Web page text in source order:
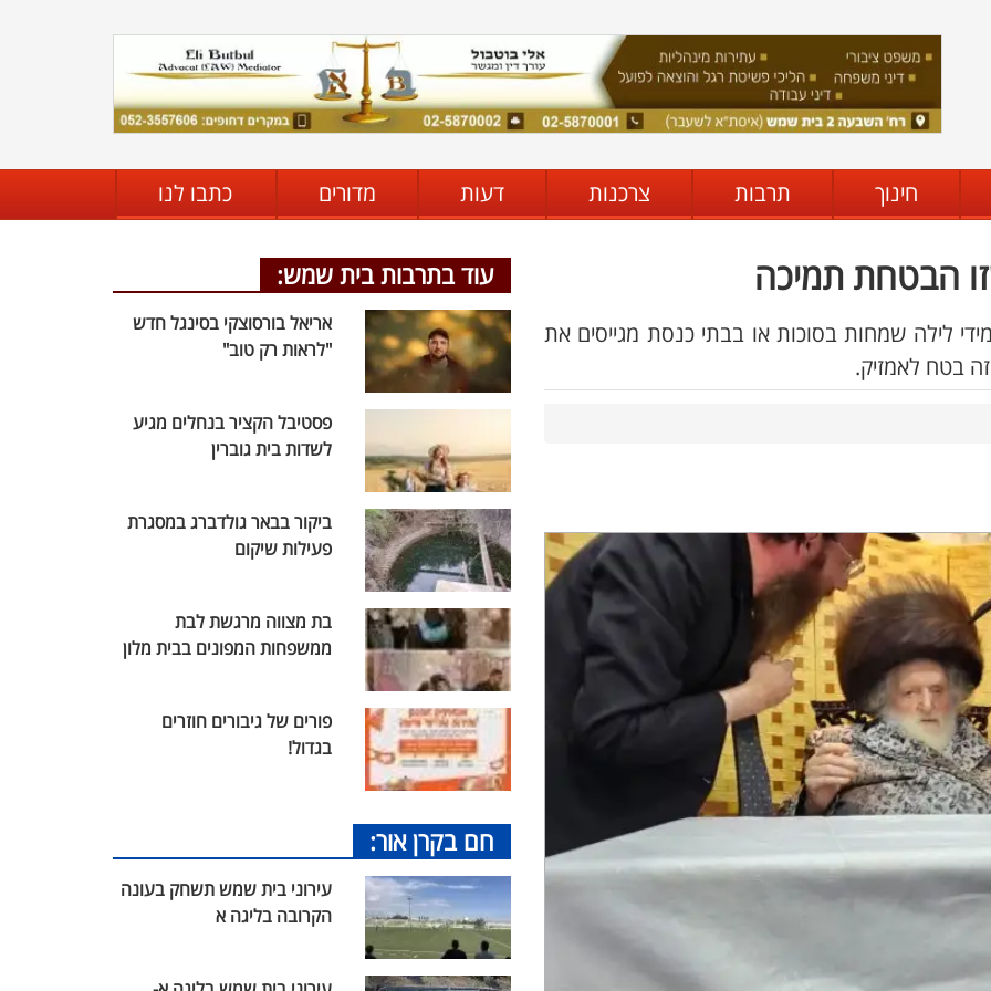
חינוך תרבות צרכנות דעות מדורים כתבו לנו
הבטחת תמיכה
לילה שמחות בסוכות או בבתי כנסת מגייסים את
בטח לאמזיק.
עוד בתרבות בית שמש:
אריאל בורסוצקי בסינגל חדש
"לראות רק טוב"
פסטיבל הקציר בנחלים מגיע
לשדות בית גוברין
ביקור בבאר גולדברג במסגרת
פעילות שיקום
בת מצווה מרגשת לבת
ממשפחות המפונים בבית מלון
פורים של גיבורים חוזרים
בגדול!
חם בקרן אור:
עירוני בית שמש תשחק בעונה
הקרובה בליגה א